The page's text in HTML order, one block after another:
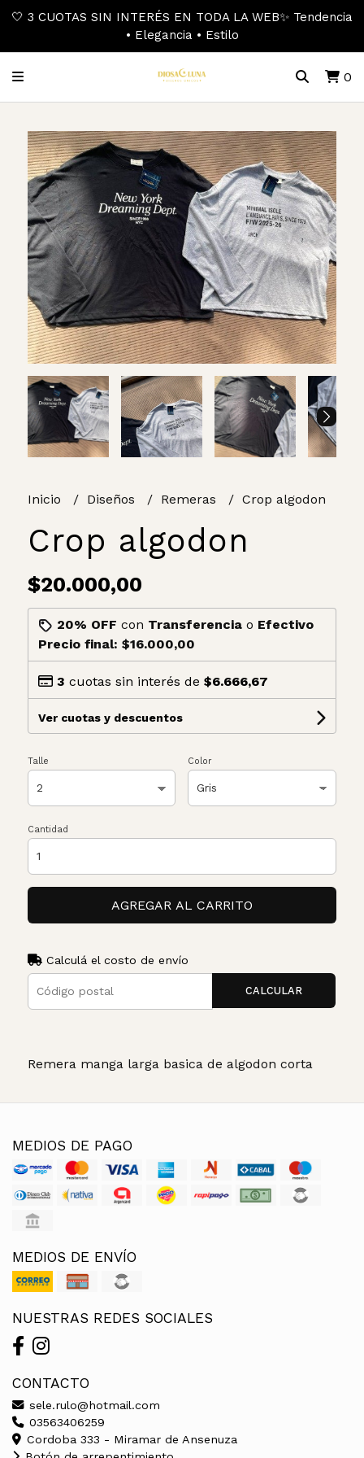
🤍 3 CUOTAS SIN INTERÉS EN TODA LA WEB✨ Tendencia
• Elegancia • Estilo
0
Inicio Diseños Remeras Crop algodon
Crop algodon
$20.000,00
20% OFF con Transferenciao Efectivo
Precio final: $16.000,00
3 cuotas sin interés de $6.666,67
Ver cuotas y descuentos
Talle Color
Cantidad
AGREGAR AL CARRITO
Calculá el costo de envío
CALCULAR
Remera manga larga basica de algodon corta
MEDIOS DE PAGO
MEDIOS DE ENVÍO
NUESTRAS REDES SOCIALES
CONTACTO
sele.rulo@hotmail.com
03563406259
Cordoba 333 - Miramar de Ansenuza